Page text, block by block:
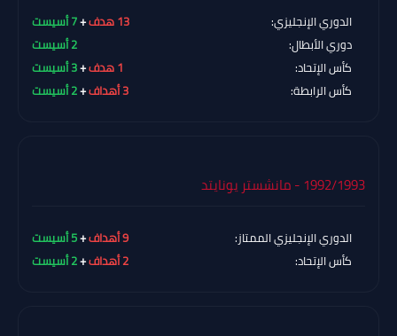
الدوري الإنجليزي: +7 أسيست
دوري الأبطال:
كأس الإتحاد:
+3 أسيست
كأس الرابطة:
+2 أسيست
1992/1993 - مانشستر يونايتد
الدوري الإنجليزي الممتاز: +5 أسيست
كأس الإتحاد:
+2 أسيست